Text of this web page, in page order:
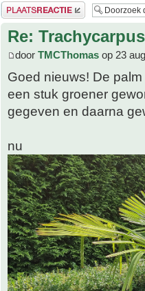
Plaats een reactie
Re:
door TMCThomas op 23
Goed nieuws! De
een stuk groener
gegeven en daarna
nu